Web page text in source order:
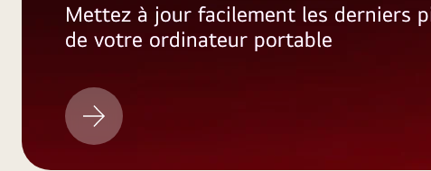
Mettez à jour facilement les derniers
de votre ordinateur portable
Mise
à
jour